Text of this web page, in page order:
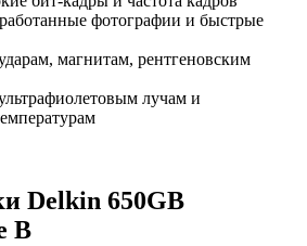
фотографии и быстрые
магнитам, рентгеновским
лучам и
Delkin 650GB
B